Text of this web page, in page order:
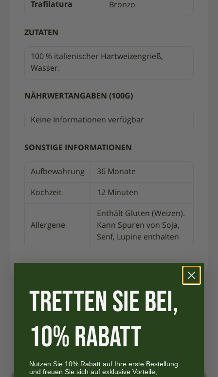
Trafilatura Bronzo
ZUTATEN
100 % italienischer Hartweizengrieß,
Wasser.
NÄHRWERTANGABEN (100G)
Keine Informationen verfügbar
SONSTIGE INFORMATIONEN
Aufbewahrung 36 Monate
Kochzeit 12 Minuten
Allergene
Enthält Gluten (Weizen).
Kann Spuren von Soja,
Senf, Lupine enthalten
TRETTEN SIE BEI,
10% RABATT
Nutzen Sie 10% Rabatt auf Ihre erste Bestellung
und freuen Sie sich auf exklusive Vorteile,